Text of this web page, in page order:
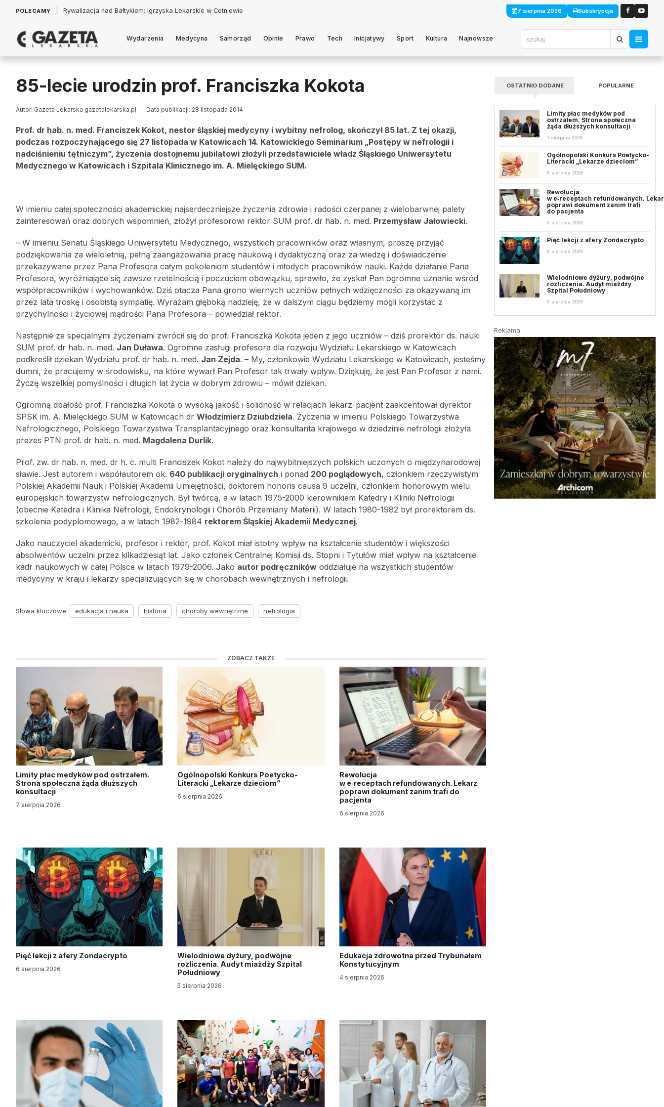
POLECAMY Łukasz Jankowski: Politycy w pogoni za króliczkiem 7 sierpnia 2026 Subskrypcja
Wydarzenia Medycyna Samorząd Opinie Prawo Tech Inicjatywy Sport Kultura Najnowsze
85-lecie urodzin prof. Franciszka Kokota
Autor: Gazeta Lekarska gazetalekarska.pl Data publikacji: 28 listopada 2014
Prof. dr hab. n. med. Franciszek Kokot, nestor śląskiej medycyny i wybitny nefrolog, skończył 85 lat. Z tej okazji,
podczas rozpoczynającego się 27 listopada w Katowicach 14. Katowickiego Seminarium „Postępy w nefrologii i
nadciśnieniu tętniczym”, życzenia dostojnemu jubilatowi złożyli przedstawiciele władz Śląskiego Uniwersytetu
Medycznego w Katowicach i Szpitala Klinicznego im. A. Mielęckiego SUM.
W imieniu całej społeczności akademickiej najserdeczniejsze życzenia zdrowia i radości czerpanej z wielobarwnej palety
zainteresowań oraz dobrych wspomnień, złożył profesorowi rektor SUM prof. dr hab. n. med. Przemysław Jałowiecki.
– W imieniu Senatu Śląskiego Uniwersytetu Medycznego, wszystkich pracowników oraz własnym, proszę przyjąć
podziękowania za wieloletnią, pełną zaangażowania pracę naukową i dydaktyczną oraz za wiedzę i doświadczenie
przekazywane przez Pana Profesora całym pokoleniom studentów i młodych pracowników nauki. Każde działanie Pana
Profesora, wyróżniające się zawsze rzetelnością i poczuciem obowiązku, sprawiło, że zyskał Pan ogromne uznanie wśród
współpracowników i wychowanków. Dziś otacza Pana grono wiernych uczniów pełnych wdzięczności za okazywaną im
przez lata troskę i osobistą sympatię. Wyrażam głęboką nadzieję, że w dalszym ciągu będziemy mogli korzystać z
przychylności i życiowej mądrości Pana Profesora – powiedział rektor.
Następnie ze specjalnymi życzeniami zwrócił się do prof. Franciszka Kokota jeden z jego uczniów – dziś prorektor ds. nauki
SUM prof. dr hab. n. med. Jan Duława. Ogromne zasługi profesora dla rozwoju Wydziału Lekarskiego w Katowicach
podkreślił dziekan Wydziału prof. dr hab. n. med. Jan Zejda. – My, członkowie Wydziału Lekarskiego w Katowicach, jesteśmy
dumni, że pracujemy w środowisku, na które wywarł Pan Profesor tak trwały wpływ. Dziękuję, że jest Pan Profesor z nami.
Życzę wszelkiej pomyślności i długich lat życia w dobrym zdrowiu – mówił dziekan.
Ogromną dbałość prof. Franciszka Kokota o wysoką jakość i solidność w relacjach lekarz-pacjent zaakcentował dyrektor
SPSK im. A. Mielęckiego SUM w Katowicach dr Włodzimierz Dziubdziela. Życzenia w imieniu Polskiego Towarzystwa
Nefrologicznego, Polskiego Towarzystwa Transplantacyjnego oraz konsultanta krajowego w dziedzinie nefrologii złożyła
prezes PTN prof. dr hab. n. med. Magdalena Durlik.
Prof. zw. dr hab. n. med. dr h. c. multi Franciszek Kokot należy do najwybitniejszych polskich uczonych o międzynarodowej
sławie. Jest autorem i współautorem ok. 640 publikacji oryginalnych i ponad 200 poglądowych, członkiem rzeczywistym
Polskiej Akademii Nauk i Polskiej Akademii Umiejętności, doktorem honoris causa 9 uczelni, członkiem honorowym wielu
europejskich towarzystw nefrologicznych. Był twórcą, a w latach 1975-2000 kierownikiem Katedry i Kliniki Nefrologii
(obecnie Katedra i Klinika Nefrologii, Endokrynologii i Chorób Przemiany Materii). W latach 1980-1982 był prorektorem ds.
szkolenia podyplomowego, a w latach 1982-1984 rektorem Śląskiej Akademii Medycznej.
Jako nauczyciel akademicki, profesor i rektor, prof. Kokot miał istotny wpływ na kształcenie studentów i większości
absolwentów uczelni przez kilkadziesiąt lat. Jako członek Centralnej Komisji ds. Stopni i Tytułów miał wpływ na kształcenie
kadr naukowych w całej Polsce w latach 1979-2006. Jako autor podręczników oddziałuje na wszystkich studentów
medycyny w kraju i lekarzy specjalizujących się w chorobach wewnętrznych i nefrologii.
Słowa kluczowe: edukacja i nauka historia choroby wewnętrzne nefrologia
ZOBACZ TAKŻE
Limity płac medyków pod ostrzałem.
Strona społeczna żąda dłuższych
konsultacji
7 sierpnia 2026
Ogólnopolski Konkurs Poetycko-
Literacki „Lekarze dzieciom”
6 sierpnia 2026
Rewolucja
w e‑receptach refundowanych. Lekarz
poprawi dokument zanim trafi do
pacjenta
6 sierpnia 2026
Pięć lekcji z afery Zondacrypto
6 sierpnia 2026
Wielodniowe dyżury, podwójne
rozliczenia. Audyt miażdży Szpital
Południowy
5 sierpnia 2026
Edukacja zdrowotna przed Trybunałem
Konstytucyjnym
4 sierpnia 2026
OSTATNIO DODANE POPULARNE
Limity płac medyków pod
ostrzałem. Strona społeczna
żąda dłuższych konsultacji
7 sierpnia 2026
Ogólnopolski Konkurs Poetycko-
Literacki „Lekarze dzieciom”
6 sierpnia 2026
Rewolucja
w e‑receptach refundowanych.
poprawi dokument zanim trafi
do pacjenta
6 sierpnia 2026
Pięć lekcji z afery Zondacrypto
6 sierpnia 2026
Wielodniowe dyżury, podwójne
rozliczenia. Audyt miażdży
Szpital Południowy
5 sierpnia 2026
Reklama